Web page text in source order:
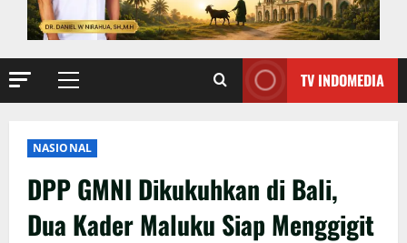
TV INDOMEDIA
NASIONAL
DPP GMNI Dikukuhkan di Bali,
Dua Kader Maluku Siap Menggigit